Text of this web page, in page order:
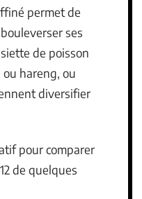
permet de
ses
de poisson
hareng, ou
diversifier
pour comparer
de quelques